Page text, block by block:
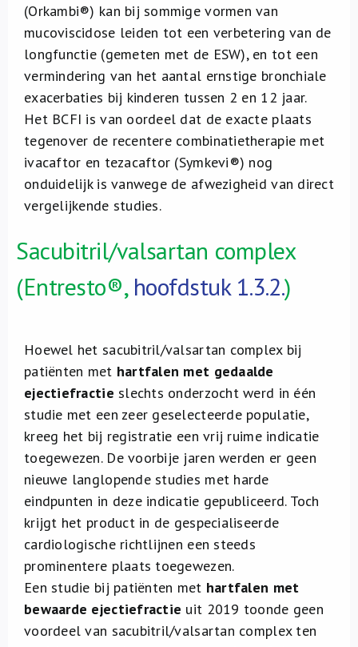
(Orkambi®) kan bij sommige vormen van
mucoviscidose leiden tot een verbetering van de
longfunctie (gemeten met de ESW), en tot een
vermindering van het aantal ernstige bronchiale
exacerbaties bij kinderen tussen 2 en 12 jaar.
Het BCFI is van oordeel dat de exacte plaats
tegenover de recentere combinatietherapie met
ivacaftor en tezacaftor (Symkevi®) nog
onduidelijk is vanwege de afwezigheid van direct
vergelijkende studies.
Sacubitril/valsartan complex
(Entresto®, hoofdstuk 1.3.2.)
Hoewel het sacubitril/valsartan complex bij
patiënten met hartfalen met gedaalde
ejectiefractie slechts onderzocht werd in één
studie met een zeer geselecteerde populatie,
kreeg het bij registratie een vrij ruime indicatie
toegewezen. De voorbije jaren werden er geen
nieuwe langlopende studies met harde
eindpunten in deze indicatie gepubliceerd. Toch
krijgt het product in de gespecialiseerde
cardiologische richtlijnen een steeds
prominentere plaats toegewezen.
Een studie bij patiënten met hartfalen met
bewaarde ejectiefractie uit 2019 toonde geen
voordeel van sacubitril/valsartan complex ten